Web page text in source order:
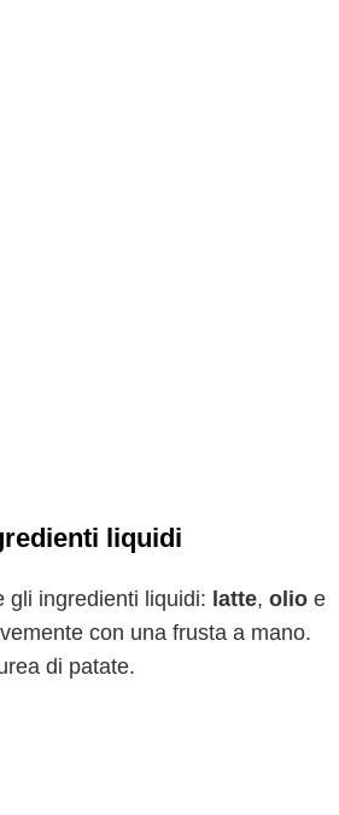
liquidi
gli ingredienti liquidi: latte, olio e
con una frusta a mano.
di patate.